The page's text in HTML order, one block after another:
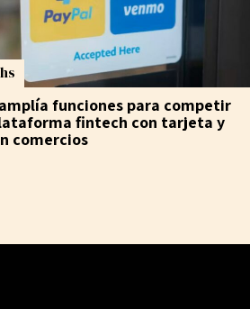
funciones para competir
fintech con tarjeta y
comercios